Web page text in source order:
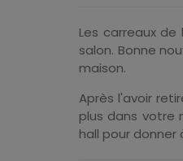
Les carreaux
salon. Bonne
maison.
Après l'avoir
plus dans votre
hall pour donner